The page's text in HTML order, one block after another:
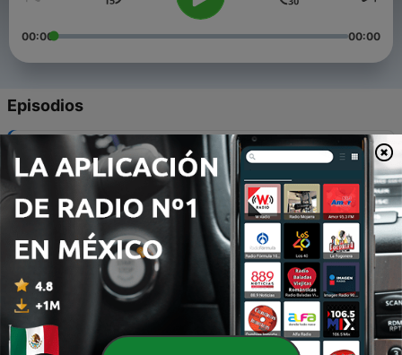
00:00 00:00
Episodios
29 Libro Joel
20 jul. 2020
28 - Libro Oseas
27 - Libro Daniel
20 jul. 2020
18 jul. 2020